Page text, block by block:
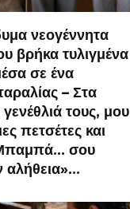
νεογέννητα
βρήκα τυλιγμένα
σε ένα
– Στα
τους, μου
πετσέτες και
σου
αλήθεια»…